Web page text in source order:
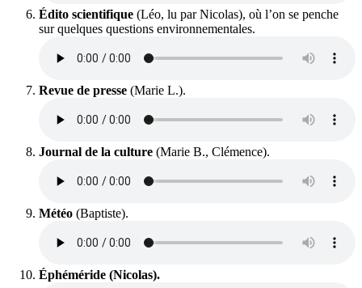
Édito scientifique (Léo, lu par Nicolas), où l’on se penche
sur quelques questions environnementales.
Revue de presse (Marie L.).
Journal de la culture (Marie B., Clémence).
Météo (Baptiste).
Éphéméride (Nicolas).